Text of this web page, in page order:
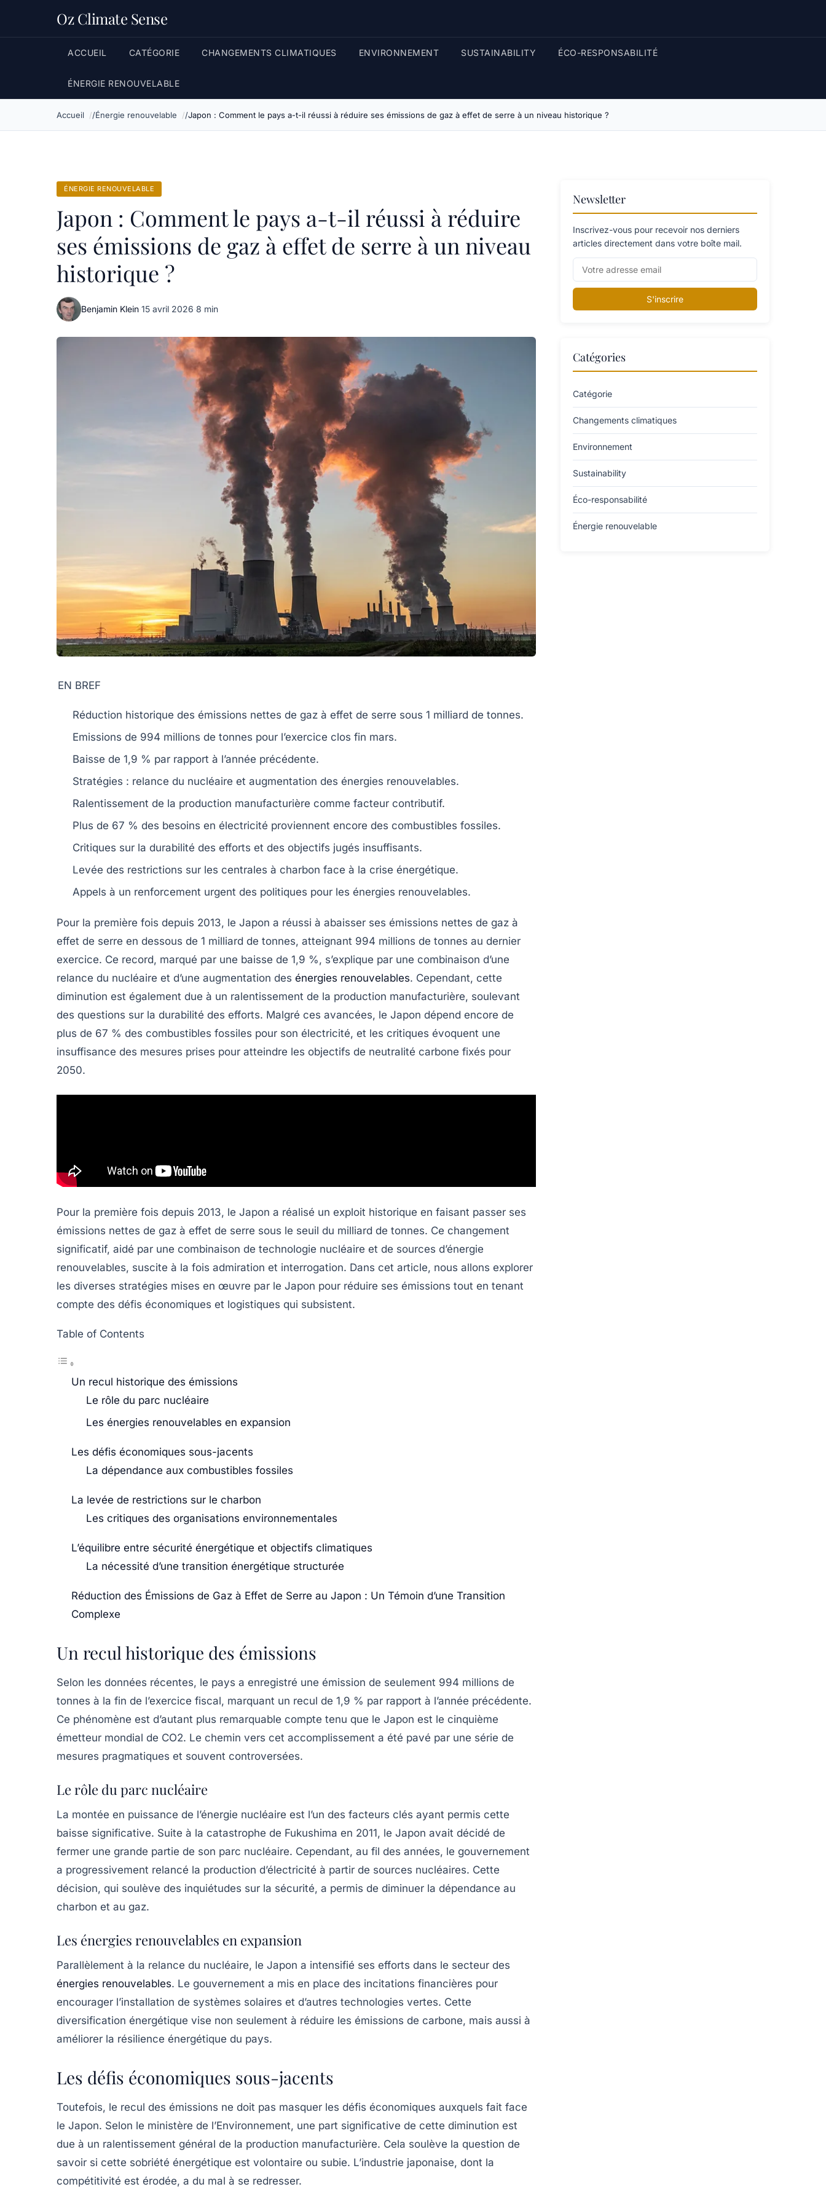
Oz Climate Sense
ACCUEIL CATÉGORIE CHANGEMENTS CLIMATIQUES ENVIRONNEMENT SUSTAINABILITY ÉCO-RESPONSABILITÉ
ÉNERGIE RENOUVELABLE
Accueil Énergie renouvelable Japon : Comment le pays a-t-il réussi à réduire ses émissions de gaz à effet de serre à un niveau historique ?
ÉNERGIE RENOUVELABLE
Japon : Comment le pays a-t-il réussi à réduire
ses émissions de gaz à effet de serre à un niveau
historique ?
Benjamin Klein·15 avril 2026·8 min
EN BREF
Réduction historique des émissions nettes de gaz à effet de serre sous 1 milliard de tonnes.
Emissions de 994 millions de tonnes pour l’exercice clos fin mars.
Baisse de 1,9 % par rapport à l’année précédente.
Stratégies : relance du nucléaire et augmentation des énergies renouvelables.
Ralentissement de la production manufacturière comme facteur contributif.
Plus de 67 % des besoins en électricité proviennent encore des combustibles fossiles.
Critiques sur la durabilité des efforts et des objectifs jugés insuffisants.
Levée des restrictions sur les centrales à charbon face à la crise énergétique.
Appels à un renforcement urgent des politiques pour les énergies renouvelables.
Pour la première fois depuis 2013, le Japon a réussi à abaisser ses émissions nettes de gaz à
effet de serre en dessous de 1 milliard de tonnes, atteignant 994 millions de tonnes au dernier
exercice. Ce record, marqué par une baisse de 1,9 %, s’explique par une combinaison d’une
relance du nucléaire et d’une augmentation des énergies renouvelables. Cependant, cette
diminution est également due à un ralentissement de la production manufacturière, soulevant
des questions sur la durabilité des efforts. Malgré ces avancées, le Japon dépend encore de
plus de 67 % des combustibles fossiles pour son électricité, et les critiques évoquent une
insuffisance des mesures prises pour atteindre les objectifs de neutralité carbone fixés pour
2050.
Pour la première fois depuis 2013, le Japon a réalisé un exploit historique en faisant passer ses
émissions nettes de gaz à effet de serre sous le seuil du milliard de tonnes. Ce changement
significatif, aidé par une combinaison de technologie nucléaire et de sources d’énergie
renouvelables, suscite à la fois admiration et interrogation. Dans cet article, nous allons explorer
les diverses stratégies mises en œuvre par le Japon pour réduire ses émissions tout en tenant
compte des défis économiques et logistiques qui subsistent.
Table of Contents
Un recul historique des émissions
Le rôle du parc nucléaire
Les énergies renouvelables en expansion
Les défis économiques sous-jacents
La dépendance aux combustibles fossiles
La levée de restrictions sur le charbon
Les critiques des organisations environnementales
L’équilibre entre sécurité énergétique et objectifs climatiques
La nécessité d’une transition énergétique structurée
Réduction des Émissions de Gaz à Effet de Serre au Japon : Un Témoin d’une Transition
Complexe
Un recul historique des émissions
Selon les données récentes, le pays a enregistré une émission de seulement 994 millions de
tonnes à la fin de l’exercice fiscal, marquant un recul de 1,9 % par rapport à l’année précédente.
Ce phénomène est d’autant plus remarquable compte tenu que le Japon est le cinquième
émetteur mondial de CO2. Le chemin vers cet accomplissement a été pavé par une série de
mesures pragmatiques et souvent controversées.
Le rôle du parc nucléaire
La montée en puissance de l’énergie nucléaire est l’un des facteurs clés ayant permis cette
baisse significative. Suite à la catastrophe de Fukushima en 2011, le Japon avait décidé de
fermer une grande partie de son parc nucléaire. Cependant, au fil des années, le gouvernement
a progressivement relancé la production d’électricité à partir de sources nucléaires. Cette
décision, qui soulève des inquiétudes sur la sécurité, a permis de diminuer la dépendance au
charbon et au gaz.
Les énergies renouvelables en expansion
Parallèlement à la relance du nucléaire, le Japon a intensifié ses efforts dans le secteur des
énergies renouvelables. Le gouvernement a mis en place des incitations financières pour
encourager l’installation de systèmes solaires et d’autres technologies vertes. Cette
diversification énergétique vise non seulement à réduire les émissions de carbone, mais aussi à
améliorer la résilience énergétique du pays.
Les défis économiques sous-jacents
Toutefois, le recul des émissions ne doit pas masquer les défis économiques auxquels fait face
le Japon. Selon le ministère de l’Environnement, une part significative de cette diminution est
due à un ralentissement général de la production manufacturière. Cela soulève la question de
savoir si cette sobriété énergétique est volontaire ou subie. L’industrie japonaise, dont la
compétitivité est érodée, a du mal à se redresser.
Newsletter
Inscrivez-vous pour recevoir nos derniers
articles directement dans votre boîte mail.
S'inscrire
Catégories
Catégorie
Changements climatiques
Environnement
Sustainability
Éco-responsabilité
Énergie renouvelable